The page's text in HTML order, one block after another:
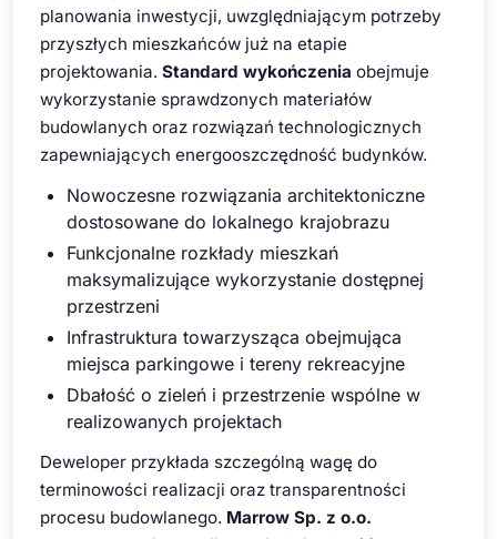
planowania inwestycji, uwzględniającym potrzeby
przyszłych mieszkańców już na etapie
projektowania. Standard wykończenia obejmuje
wykorzystanie sprawdzonych materiałów
budowlanych oraz rozwiązań technologicznych
zapewniających energooszczędność budynków.
Nowoczesne rozwiązania architektoniczne
dostosowane do lokalnego krajobrazu
Funkcjonalne rozkłady mieszkań
maksymalizujące wykorzystanie dostępnej
przestrzeni
Infrastruktura towarzysząca obejmująca
miejsca parkingowe i tereny rekreacyjne
Dbałość o zieleń i przestrzenie wspólne w
realizowanych projektach
Deweloper przykłada szczególną wagę do
terminowości realizacji oraz transparentności
procesu budowlanego. Marrow Sp. z o.o.